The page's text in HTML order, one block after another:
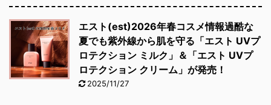
エスト(est)2026年春コスメ情報過酷な
夏でも紫外線から肌を守る「エスト UVプ
ロテクション ミルク」＆「エスト UVプ
ロテクション クリーム」が発売！
2025/11/27